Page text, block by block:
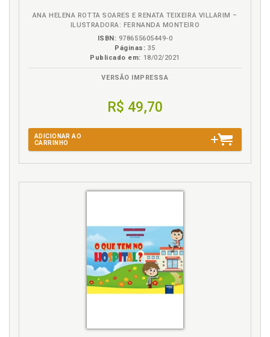
ANA HELENA ROTTA SOARES E RENATA TEIXEIRA VILLARIM –
ILUSTRADORA: FERNANDA MONTEIRO
ISBN: 978655605449-0
Páginas: 35
Publicado em: 18/02/2021
VERSÃO IMPRESSA
R$ 49,70
ADICIONAR AO
CARRINHO